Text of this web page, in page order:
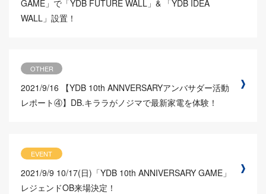
GAME」で「YDB FUTURE WALL」& 「YDB IDEA
WALL」設置！
OTHER
2021/9/16
【YDB 10th ANNVERSARYアンバサダー活動
レポート④】DB.キララがノジマで最新家電を体験！
EVENT
2021/9/9 10/17(日)「YDB 10th ANNIVERSARY GAME」
レジェンドOB来場決定！